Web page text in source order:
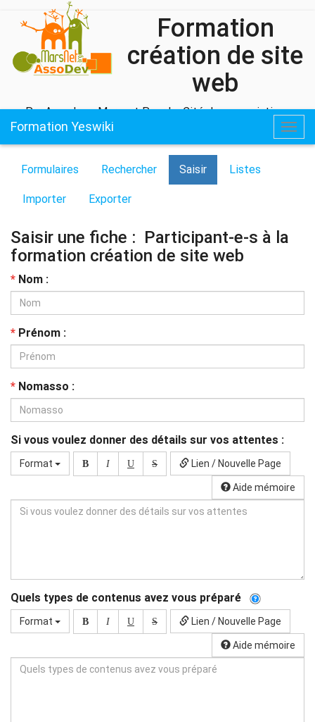
Formation
création de site
web
Par Assodev - Marsnet Pour La Cité des associations
Formation Yeswiki
Formulaires Rechercher Saisir Listes
Importer Exporter
Saisir une fiche : Participant-e-s à la
formation création de site web
* Nom :
* Prénom :
* Nomasso :
Si vous voulez donner des détails sur vos attentes :
Format B I U S Lien / Nouvelle Page
Aide mémoire
Quels types de contenus avez vous préparé
Format B I U S Lien / Nouvelle Page
Aide mémoire